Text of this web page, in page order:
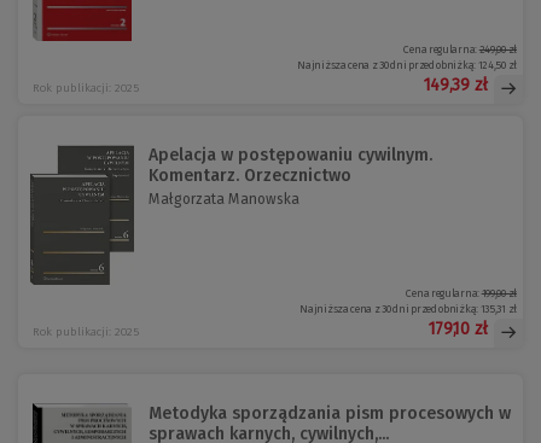
Rok publikacji: 2025
Cena regularna:249,00 zł
Najniższa cena z 30 dni przed obniżką: 124,50 zł
149,39 zł
Apelacja w postępowaniu cywilnym.
Komentarz. Orzecznictwo
Małgorzata Manowska
Rok publikacji: 2025
Cena regularna:199,00 zł
Najniższa cena z 30 dni przed obniżką: 135,31 zł
179,10 zł
Metodyka sporządzania pism procesowych w
sprawach karnych, cywilnych,...